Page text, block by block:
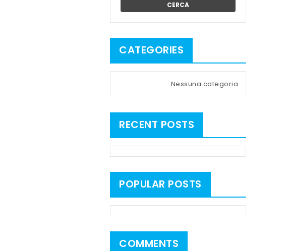
CERCA
CATEGORIES
Nessuna categoria
RECENT POSTS
POPULAR POSTS
COMMENTS